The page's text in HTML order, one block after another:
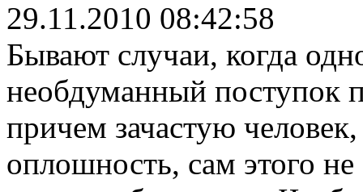
29.11.2010 08:42:58
Бывают случаи, когда
необдуманный поступок
причем зачастую
оплошность, сам этого не